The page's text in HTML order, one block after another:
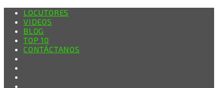
LOCUTORES
VIDEOS
BLOG
TOP 10
CONTÁCTANOS